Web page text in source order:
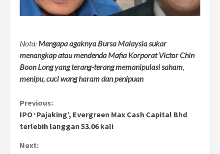
Nota: Mengapa agaknya Bursa Malaysia sukar
menangkap atau mendenda Mafia Korporat Victor Chin
Boon Long yang terang-terang memanipulasi saham,
menipu, cuci wang haram dan penipuan
Continue
Reading
Previous:
IPO ‘Pajaking’, Evergreen Max Cash Capital Bhd
terlebih langgan 53.06 kali
Next: